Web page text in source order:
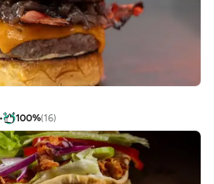
100%(16)